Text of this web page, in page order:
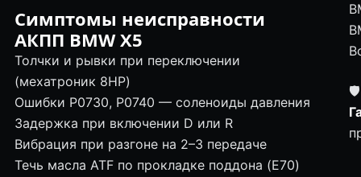
Симптомы неисправности
АКПП BMW X5
Толчки и рывки при переключении
(мехатроник 8HP)
Ошибки P0730, P0740 — соленоиды давления
Задержка при включении D или R
Вибрация при разгоне на 2–3 передаче
Течь масла ATF по прокладке поддона (E70)
🛡